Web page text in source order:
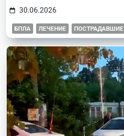
30.06.2026
БПЛА ЛЕЧЕНИЕ ПОСТРАДАВШИЕ